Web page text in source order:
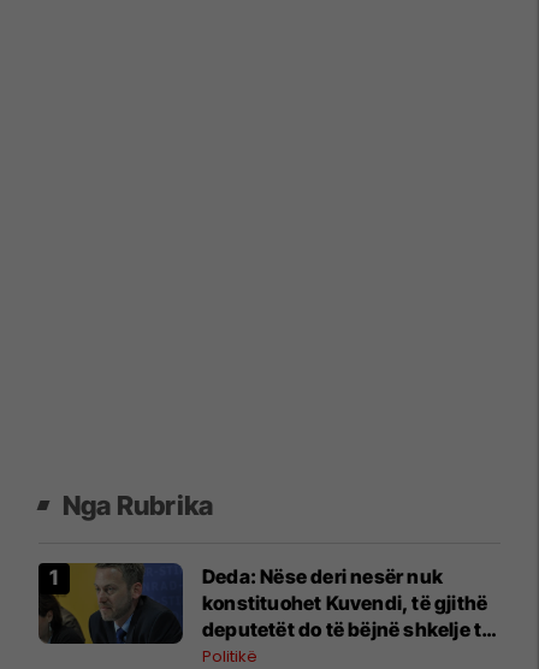
Nga Rubrika
Deda: Nëse deri nesër nuk
konstituohet Kuvendi, të gjithë
deputetët do të bëjnë shkelje të
rëndë kushtetuese
Politikë